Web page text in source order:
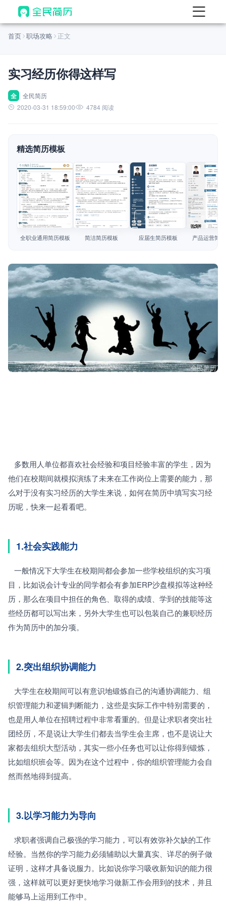
首页
AI 生成简历
AI 优化简历
AI 翻译简历
AI 模拟面试
面试自我介绍
AI 职场工具 New
简历模板
简历教程
首页 职场攻略 正文
实习经历你得这样写
全
全民简历
2020-03-31 18:59:00
4784 阅读
精选简历模板
查看模板
全职业通用简历模板
查看模板
简洁简历模板
查看模板
应届生简历模板
查看模板
产品运营简
他们在校期间就模拟演练了未来在工作岗位上需要的能力，那
么对于没有实习经历的大学生来说，如何在简历中填写实习经
历呢，快来一起看看吧。
1.社会实践能力
目，比如说会计专业的同学都会有参加ERP沙盘模拟等这种经
历，那么在项目中担任的角色、取得的成绩、学到的技能等这
些经历都可以写出来，另外大学生也可以包装自己的兼职经历
作为简历中的加分项。
2.突出组织协调能力
织管理能力和逻辑判断能力，这些是实际工作中特别需要的，
也是用人单位在招聘过程中非常看重的。但是让求职者突出社
团经历，不是说让大学生们都去当学生会主席，也不是说让大
家都去组织大型活动，其实一些小任务也可以让你得到锻炼，
比如组织班会等。因为在这个过程中，你的组织管理能力会自
然而然地得到提高。
3.以学习能力为导向
经验。当然你的学习能力必须辅助以大量真实、详尽的例子做
证明，这样才具备说服力。比如说你学习吸收新知识的能力很
强，这样就可以更好更快地学习做新工作会用到的技术，并且
能够马上运用到工作中。